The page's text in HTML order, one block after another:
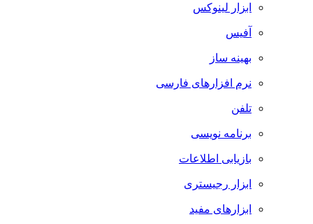
ابزار لینوکس
آفیس
بهینه ساز
نرم افزارهای فارسی
تلفن
برنامه نویسی
بازیابی اطلاعات
ابزار رجیستری
ابزارهای مفید